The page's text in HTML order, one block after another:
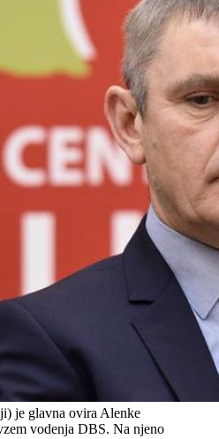
je glavna ovira Alenke
vodenja DBS. Na njeno